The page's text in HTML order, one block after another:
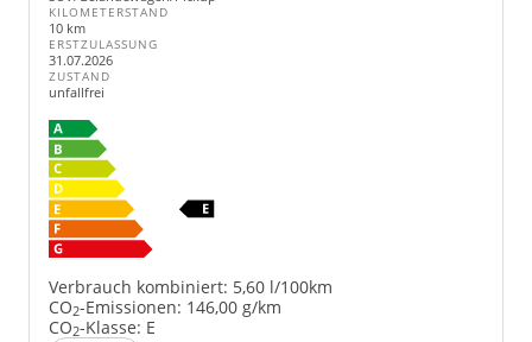
KILOMETERSTAND
10 km
ERSTZULASSUNG
31.07.2026
ZUSTAND
unfallfrei
Verbrauch kombiniert: 5,60 l/100km
CO2-Emissionen: 146,00 g/km
CO2-Klasse: E